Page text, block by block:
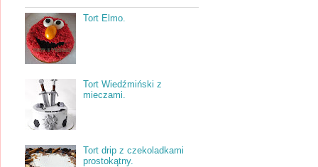
Tort Elmo.
Tort Wiedźmiński z
mieczami.
Tort drip z czekoladkami
prostokątny.